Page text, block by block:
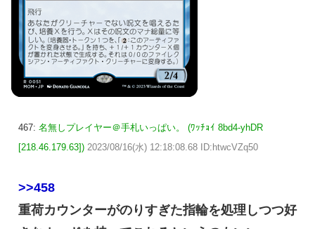
467: 名無しプレイヤー＠手札いっぱい。 (ﾜｯﾁｮｲ 8bd4-yhDR
[218.46.179.63]) 2023/08/16(水) 12:18:08.68 ID:htwcVZq50
>>458
重荷カウンターがのりすぎた指輪を処理しつつ好